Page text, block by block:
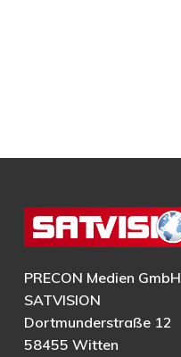
PRECON Medien GmbH
SATVISION
Dortmunderstraße 12
58455 Witten